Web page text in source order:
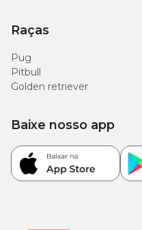
Raças
Pug
Pitbull
Golden retriever
Baixe nosso app